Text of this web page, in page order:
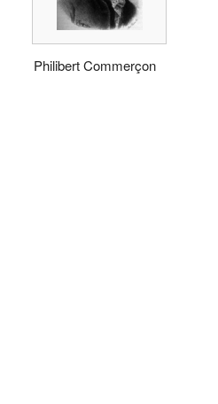
Philibert Commerçon